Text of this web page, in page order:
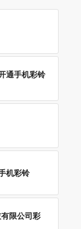
通手机彩铃
机彩铃
限公司彩